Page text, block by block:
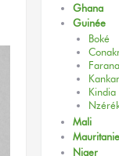
Ghana
Guinée
Boké
Kindia
Mali
Mauritanie
Niger